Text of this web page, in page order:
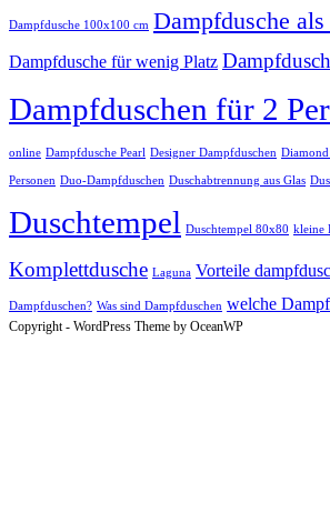
Dampfdusche 100x100 cm Dampfdusche
Dampfdusche für wenig Platz
Dampfduschen für 2
online Dampfdusche Pearl Designer Dampfduschen
Personen Duo-Dampfduschen Duschabtrennung aus Glas
Duschtempel Duschtempel 80x80 kleine
Komplettdusche Laguna Vorteile
Dampfduschen? Was sind Dampfduschen welche
Copyright - WordPress Theme by OceanWP